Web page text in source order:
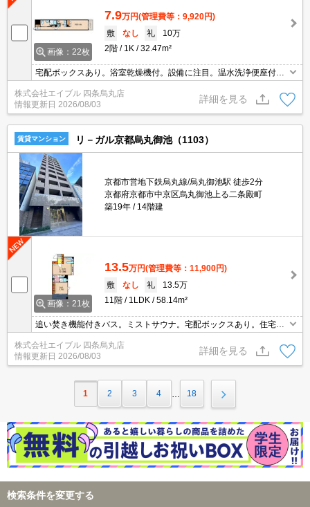
画像：22枚
7.9万円(管理費等：9,920円)
敷
なし 礼
10万
2階
1K 32.47m²
宅配ボックスあり。浴室乾燥機付。設備に注目。温水洗浄便座付
ション!。更新料なし。
株式会社エイブル 四条烏丸店
情報更新日 2026/08/03
詳細を見る
賃貸マンション リ－ガル京都烏丸御池（1103）
京都市営地下鉄烏丸線/烏丸御池駅 徒歩2分
京都府京都市中京区烏丸御池上る二条殿町
築19年
14階建
画像：21枚
13.5万円(管理費等：11,900円)
敷
なし 礼
13.5万
11階
1LDK 58.14m²
追い焚き機能付きバス。ミストサウナ。宅配ボックスあり。住宅総
株式会社エイブル 四条烏丸店
情報更新日 2026/08/03
詳細を見る
1 2 3 4 18
検索条件を変更する